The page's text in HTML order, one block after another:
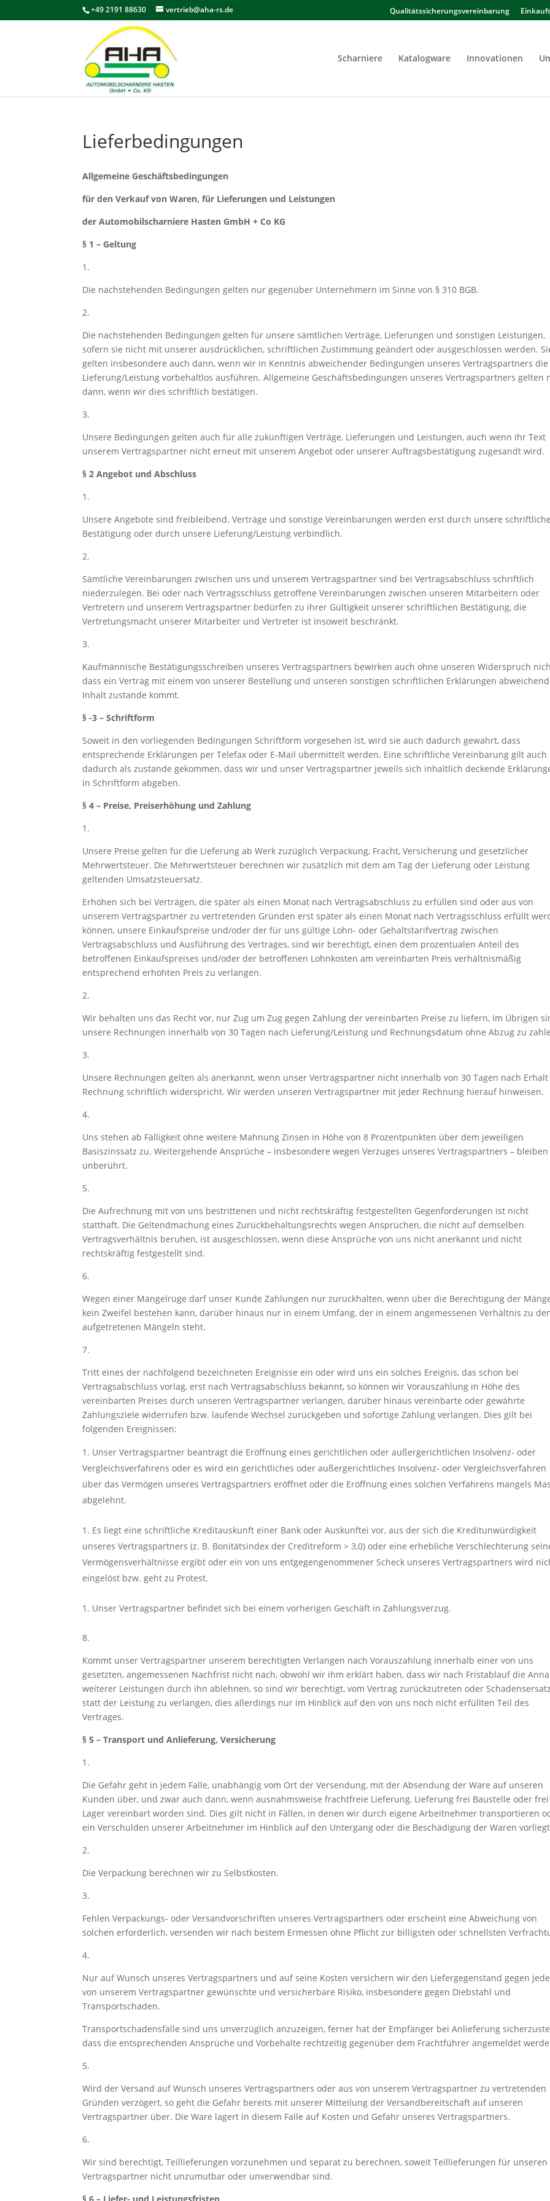
+49 2191 88630 vertrieb@aha-rs.de Qualitätssicherungsvereinbarung
Scharniere Katalogware Innovationen
Lieferbedingungen
Allgemeine Geschäftsbedingungen
für den Verkauf von Waren, für Lieferungen und Leistungen
der Automobilscharniere Hasten GmbH + Co KG
§ 1 – Geltung
1.
Die nachstehenden Bedingungen gelten nur gegenüber Unternehmern im Sinne von § 310 BGB.
2.
Die nachstehenden Bedingungen gelten für unsere sämtlichen Verträge, Lieferungen und sonstigen Leistungen,
sofern sie nicht mit unserer ausdrücklichen, schriftlichen Zustimmung geändert oder ausgeschlossen werden.
gelten insbesondere auch dann, wenn wir in Kenntnis abweichender Bedingungen unseres Vertragspartners die
Lieferung/Leistung vorbehaltlos ausführen. Allgemeine Geschäftsbedingungen unseres Vertragspartners gelten
dann, wenn wir dies schriftlich bestätigen.
3.
Unsere Bedingungen gelten auch für alle zukünftigen Verträge, Lieferungen und Leistungen, auch wenn ihr Text
unserem Vertragspartner nicht erneut mit unserem Angebot oder unserer Auftragsbestätigung zugesandt wird.
§ 2 Angebot und Abschluss
1.
Unsere Angebote sind freibleibend. Verträge und sonstige Vereinbarungen werden erst durch unsere
Bestätigung oder durch unsere Lieferung/Leistung verbindlich.
2.
Sämtliche Vereinbarungen zwischen uns und unserem Vertragspartner sind bei Vertragsabschluss schriftlich
niederzulegen. Bei oder nach Vertragsschluss getroffene Vereinbarungen zwischen unseren Mitarbeitern oder
Vertretern und unserem Vertragspartner bedürfen zu ihrer Gültigkeit unserer schriftlichen Bestätigung, die
Vertretungsmacht unserer Mitarbeiter und Vertreter ist insoweit beschränkt.
3.
Kaufmännische Bestätigungsschreiben unseres Vertragspartners bewirken auch ohne unseren Widerspruch
dass ein Vertrag mit einem von unserer Bestellung und unseren sonstigen schriftlichen Erklärungen
Inhalt zustande kommt.
§ -3 – Schriftform
Soweit in den vorliegenden Bedingungen Schriftform vorgesehen ist, wird sie auch dadurch gewahrt, dass
entsprechende Erklärungen per Telefax oder E-Mail übermittelt werden. Eine schriftliche Vereinbarung gilt auch
dadurch als zustande gekommen, dass wir und unser Vertragspartner jeweils sich inhaltlich deckende
in Schriftform abgeben.
§ 4 – Preise, Preiserhöhung und Zahlung
1.
Unsere Preise gelten für die Lieferung ab Werk zuzüglich Verpackung, Fracht, Versicherung und gesetzlicher
Mehrwertsteuer. Die Mehrwertsteuer berechnen wir zusätzlich mit dem am Tag der Lieferung oder Leistung
geltenden Umsatzsteuersatz.
Erhöhen sich bei Verträgen, die später als einen Monat nach Vertragsabschluss zu erfüllen sind oder aus von
unserem Vertragspartner zu vertretenden Gründen erst später als einen Monat nach Vertragsschluss erfüllt
können, unsere Einkaufspreise und/oder der für uns gültige Lohn- oder Gehaltstarifvertrag zwischen
Vertragsabschluss und Ausführung des Vertrages, sind wir berechtigt, einen dem prozentualen Anteil des
betroffenen Einkaufspreises und/oder der betroffenen Lohnkosten am vereinbarten Preis verhältnismäßig
entsprechend erhöhten Preis zu verlangen.
2.
Wir behalten uns das Recht vor, nur Zug um Zug gegen Zahlung der vereinbarten Preise zu liefern, Im Übrigen
unsere Rechnungen innerhalb von 30 Tagen nach Lieferung/Leistung und Rechnungsdatum ohne Abzug zu
3.
Unsere Rechnungen gelten als anerkannt, wenn unser Vertragspartner nicht innerhalb von 30 Tagen nach
Rechnung schriftlich widerspricht. Wir werden unseren Vertragspartner mit jeder Rechnung hierauf hinweisen.
4.
Uns stehen ab Fälligkeit ohne weitere Mahnung Zinsen in Höhe von 8 Prozentpunkten über dem jeweiligen
Basiszinssatz zu. Weitergehende Ansprüche – insbesondere wegen Verzuges unseres Vertragspartners – bleiben
unberührt.
5.
Die Aufrechnung mit von uns bestrittenen und nicht rechtskräftig festgestellten Gegenforderungen ist nicht
statthaft. Die Geltendmachung eines Zurückbehaltungsrechts wegen Ansprüchen, die nicht auf demselben
Vertragsverhältnis beruhen, ist ausgeschlossen, wenn diese Ansprüche von uns nicht anerkannt und nicht
rechtskräftig festgestellt sind.
6.
Wegen einer Mängelrüge darf unser Kunde Zahlungen nur zurückhalten, wenn über die Berechtigung der
kein Zweifel bestehen kann, darüber hinaus nur in einem Umfang, der in einem angemessenen Verhältnis zu
aufgetretenen Mängeln steht.
7.
Tritt eines der nachfolgend bezeichneten Ereignisse ein oder wird uns ein solches Ereignis, das schon bei
Vertragsabschluss vorlag, erst nach Vertragsabschluss bekannt, so können wir Vorauszahlung in Höhe des
vereinbarten Preises durch unseren Vertragspartner verlangen, darüber hinaus vereinbarte oder gewährte
Zahlungsziele widerrufen bzw. laufende Wechsel zurückgeben und sofortige Zahlung verlangen. Dies gilt bei
folgenden Ereignissen:
Unser Vertragspartner beantragt die Eröffnung eines gerichtlichen oder außergerichtlichen Insolvenz- oder
Vergleichsverfahrens oder es wird ein gerichtliches oder außergerichtliches Insolvenz- oder Vergleichsverfahren
über das Vermögen unseres Vertragspartners eröffnet oder die Eröffnung eines solchen Verfahrens mangels
abgelehnt.
Es liegt eine schriftliche Kreditauskunft einer Bank oder Auskunftei vor, aus der sich die Kreditunwürdigkeit
unseres Vertragspartners (z. B. Bonitätsindex der Creditreform > 3,0) oder eine erhebliche Verschlechterung
Vermögensverhältnisse ergibt oder ein von uns entgegengenommener Scheck unseres Vertragspartners wird
eingelöst bzw. geht zu Protest.
Unser Vertragspartner befindet sich bei einem vorherigen Geschäft in Zahlungsverzug.
8.
Kommt unser Vertragspartner unserem berechtigten Verlangen nach Vorauszahlung innerhalb einer von uns
gesetzten, angemessenen Nachfrist nicht nach, obwohl wir ihm erklärt haben, dass wir nach Fristablauf die
weiterer Leistungen durch ihn ablehnen, so sind wir berechtigt, vom Vertrag zurückzutreten oder
statt der Leistung zu verlangen, dies allerdings nur im Hinblick auf den von uns noch nicht erfüllten Teil des
Vertrages.
§ 5 – Transport und Anlieferung, Versicherung
1.
Die Gefahr geht in jedem Falle, unabhängig vom Ort der Versendung, mit der Absendung der Ware auf unseren
Kunden über, und zwar auch dann, wenn ausnahmsweise frachtfreie Lieferung, Lieferung frei Baustelle oder frei
Lager vereinbart worden sind. Dies gilt nicht in Fällen, in denen wir durch eigene Arbeitnehmer transportieren
ein Verschulden unserer Arbeitnehmer im Hinblick auf den Untergang oder die Beschädigung der Waren
2.
Die Verpackung berechnen wir zu Selbstkosten.
3.
Fehlen Verpackungs- oder Versandvorschriften unseres Vertragspartners oder erscheint eine Abweichung von
solchen erforderlich, versenden wir nach bestem Ermessen ohne Pflicht zur billigsten oder schnellsten
4.
Nur auf Wunsch unseres Vertragspartners und auf seine Kosten versichern wir den Liefergegenstand gegen
von unserem Vertragspartner gewünschte und versicherbare Risiko, insbesondere gegen Diebstahl und
Transportschaden.
Transportschadensfälle sind uns unverzüglich anzuzeigen, ferner hat der Empfänger bei Anlieferung
dass die entsprechenden Ansprüche und Vorbehalte rechtzeitig gegenüber dem Frachtführer angemeldet
5.
Wird der Versand auf Wunsch unseres Vertragspartners oder aus von unserem Vertragspartner zu vertretenden
Gründen verzögert, so geht die Gefahr bereits mit unserer Mitteilung der Versandbereitschaft auf unseren
Vertragspartner über. Die Ware lagert in diesem Falle auf Kosten und Gefahr unseres Vertragspartners.
6.
Wir sind berechtigt, Teillieferungen vorzunehmen und separat zu berechnen, soweit Teillieferungen für unseren
Vertragspartner nicht unzumutbar oder unverwendbar sind.